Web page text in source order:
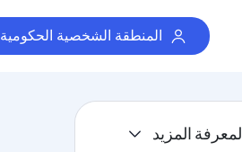
المنطقة الشخصية الحكومية
لمعرفة المزيد